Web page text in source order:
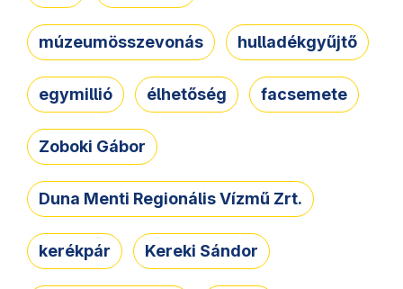
múzeumösszevonás hulladékgyűjtő
egymillió élhetőség facsemete
Zoboki Gábor
Duna Menti Regionális Vízmű Zrt.
kerékpár Kereki Sándor